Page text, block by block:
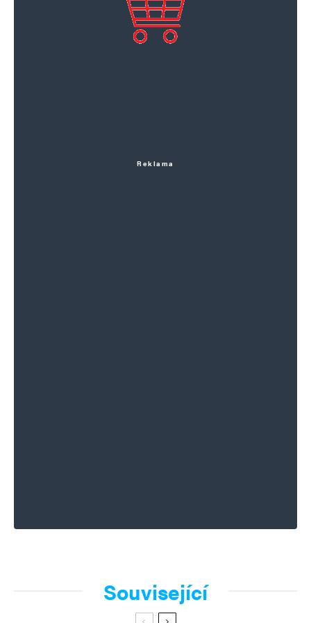
Reklama
Související